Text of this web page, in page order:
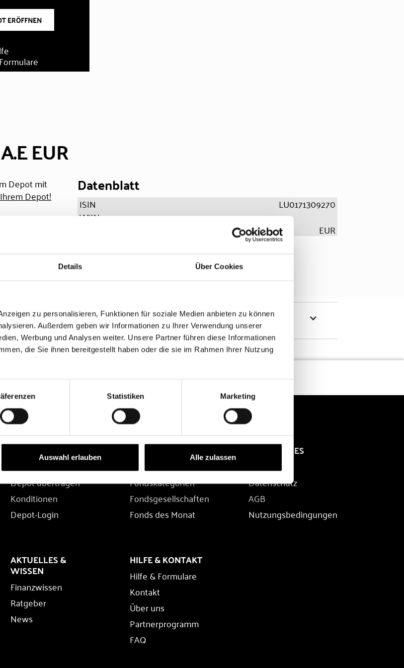
Details Über Cookies
zu personalisieren, Funktionen für soziale Medien anbieten zu können
Außerdem geben wir Informationen zu Ihrer Verwendung unserer
Werbung und Analysen weiter. Unsere Partner führen diese Informationen
die Sie ihnen bereitgestellt haben oder die sie im Rahmen Ihrer Nutzung
Statistiken Marketing
Auswahl erlauben Alle zulassen
ERÖFFNEN
EUR
Depot mit
Depot! Datenblatt
ISIN
LU0171309270
WKN
EUR
Chancen & Risiken
Fonds FAQ
DEPOT
Depot übertragen
Konditionen
Depot-Login
FONDS
Fondssuche
Fondskategorien
Fondsgesellschaften
Fonds des Monat
RECHTLICHES
Impressum
Datenschutz
AGB
Nutzungsbedingungen
AKTUELLES &
WISSEN
Finanzwissen
Ratgeber
News
HILFE & KONTAKT
Hilfe & Formulare
Kontakt
Über uns
Partnerprogramm
FAQ